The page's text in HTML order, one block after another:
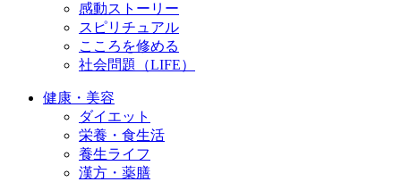
感動ストーリー
スピリチュアル
こころを修める
社会問題（LIFE）
健康・美容
ダイエット
栄養・食生活
養生ライフ
漢方・薬膳